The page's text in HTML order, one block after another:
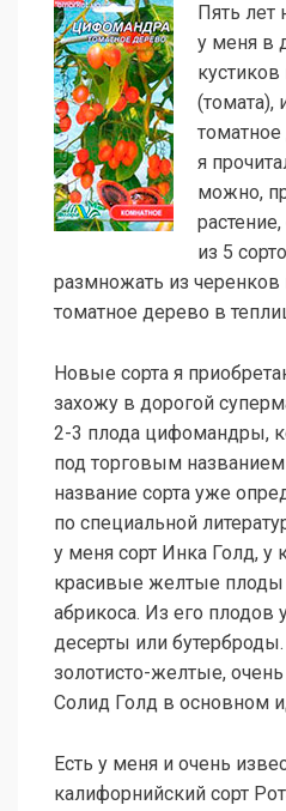
Пять лет
у меня в
(томата),
я
можно,
из 5
размножать из
томатное дерево в
Новые сорта я
захожу в дорогой
2-3 плода цифомандры,
под торговым
название сорта уже
по специальной
у меня сорт Инка Голд, у
красивые желтые плоды
абрикоса. Из его плодов
десерты или
золотисто-желтые,
Солид Голд в основном
Есть у меня и очень
калифорнийский сорт